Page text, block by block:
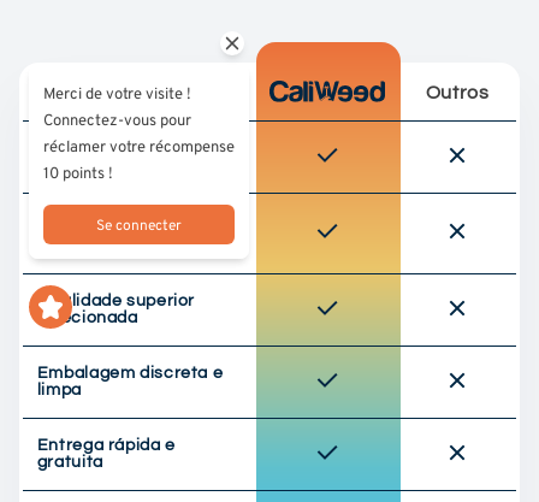
Outros
Testado em laboratório
por terceiros
Aprovisionamento
responsável (cultura da
Qualidade superior
selecionada
Embalagem discreta e
limpa
Entrega rápida e
gratuita
Merci de votre visite !
Connectez-vous pour
réclamer votre récompense
10 points !
Se connecter